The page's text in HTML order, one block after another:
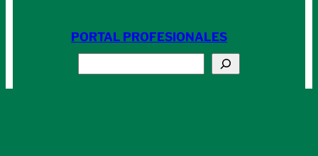
PORTAL PROFESIONALES